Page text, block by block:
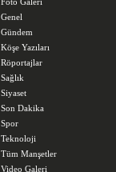
Genel
Gündem
Köşe Yazıları
Röportajlar
Sağlık
Siyaset
Son Dakika
Spor
Teknoloji
Tüm Manşetler
Video Galeri